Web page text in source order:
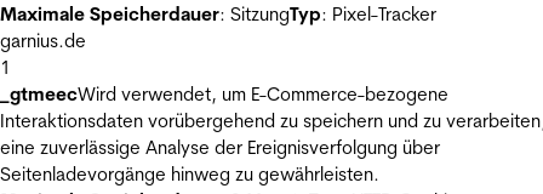
Maximale Speicherdauer: SitzungTyp: Pixel-Tracker
garnius.de
1
_gtmeecWird verwendet, um E-Commerce-bezogene
Interaktionsdaten vorübergehend zu speichern und zu
eine zuverlässige Analyse der Ereignisverfolgung über
Seitenladevorgänge hinweg zu gewährleisten.